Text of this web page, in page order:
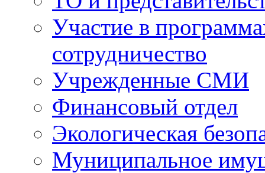
Участие в
сотрудничество
Учрежденные СМИ
Финансовый отдел
Экологическая
Муниципальное